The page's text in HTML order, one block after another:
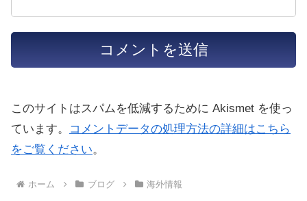
このサイトはスパムを低減するために Akismet を使っ
ています。
コメントデータの処理方法の詳細はこちら
をご覧ください。
ホーム ブログ 海外情報